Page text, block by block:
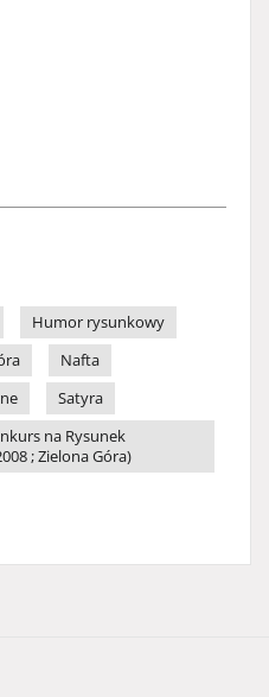
Humor rysunkowy
Nafta
Satyra
na Rysunek
; Zielona Góra)